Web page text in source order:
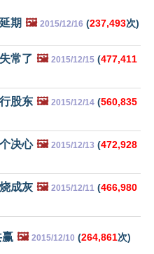
期 🖼️ 2015/12/16 (237,493次)
常了 🖼️ 2015/12/15 (477,411
股东 🖼️ 2015/12/14 (560,835
决心 🖼️ 2015/12/13 (472,928
成灰 🖼️ 2015/12/11 (466,980
赢 🖼️ 2015/12/10 (264,861次)